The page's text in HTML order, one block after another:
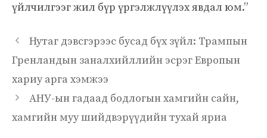
үйлчилгээг жил бүр үргэлжлүүлэх явдал юм.”
Нутаг дэвсгэрээс бусад бүх зүйл: Трампын
Гренландын заналхийллийн эсрэг Европын
хариу арга хэмжээ
АНУ-ын гадаад бодлогын хамгийн сайн,
хамгийн муу шийдвэрүүдийн тухай яриа